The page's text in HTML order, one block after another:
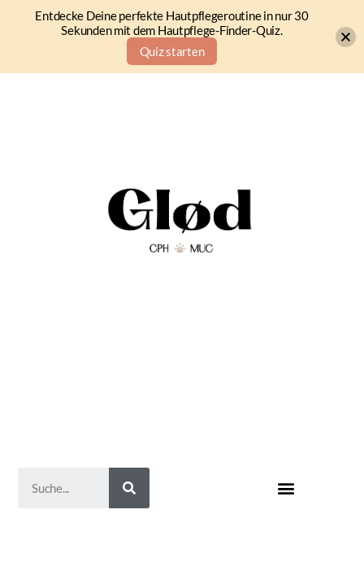
Entdecke Deine perfekte Hautpflegeroutine in nur 30
Sekunden mit dem Hautpflege-Finder-Quiz.
Quiz starten